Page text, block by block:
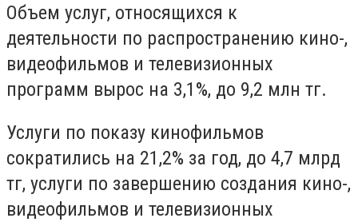
Объем услуг, относящихся к
деятельности по распространению кино-,
видеофильмов и телевизионных
программ вырос на 3,1%, до 9,2 млн тг.
Услуги по показу кинофильмов
сократились на 21,2% за год, до 4,7 млрд
тг, услуги по завершению создания кино-,
видеофильмов и телевизионных